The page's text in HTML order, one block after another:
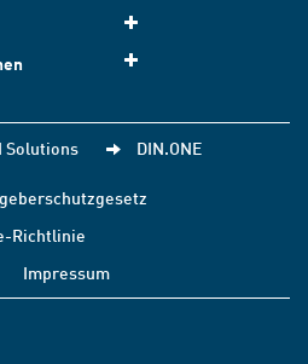
Solutions DIN.ONE
Richtlinie
Impressum